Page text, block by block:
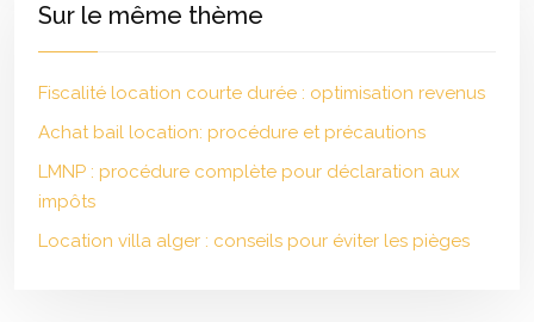
Sur le même thème
Fiscalité location courte durée : optimisation revenus
Achat bail location: procédure et précautions
LMNP : procédure complète pour déclaration aux
impôts
Location villa alger : conseils pour éviter les pièges